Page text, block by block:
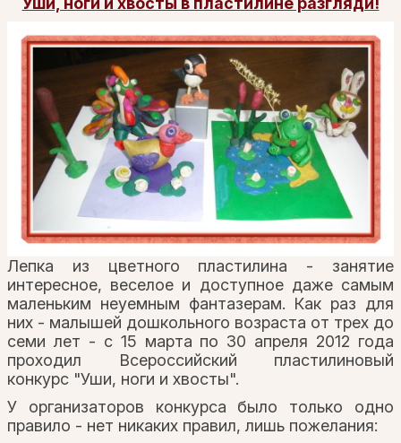
Лепка из цветного пластилина - занятие
интересное, веселое и доступное даже самым
маленьким неуемным фантазерам. Как раз для
них - малышей дошкольного возраста от трех до
семи лет - с 15 марта по 30 апреля 2012 года
проходил Всероссийский пластилиновый
конкурс "Уши, ноги и хвосты".
У организаторов конкурса было только одно
правило - нет никаких правил, лишь пожелания: